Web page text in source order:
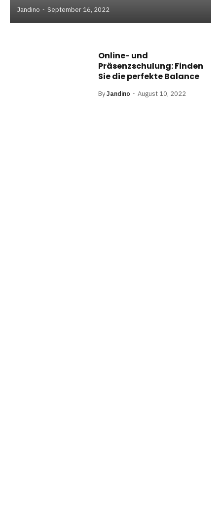
Jandino September 16, 2022
Online- und
Präsenzschulung: Finden
Sie die perfekte Balance
ByJandino August 10, 2022